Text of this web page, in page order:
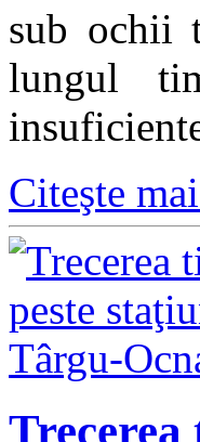
sub ochii
lungul
Citeşte